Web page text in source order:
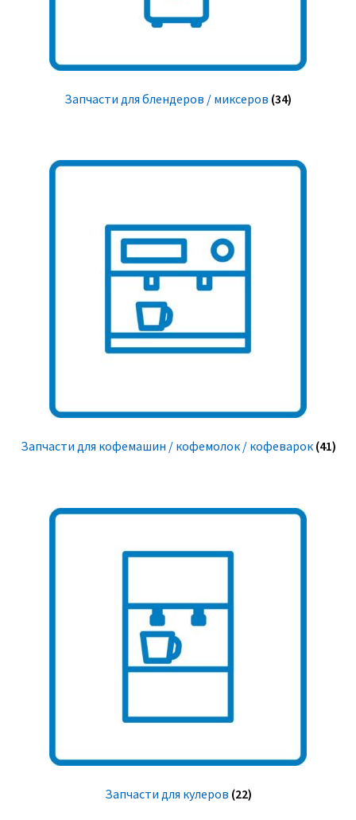
Запчасти для блендеров / миксеров (34)
Запчасти для кофемашин / кофемолок / кофеварок (41)
Запчасти для кулеров (22)